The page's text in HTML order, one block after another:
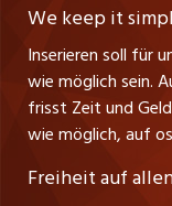
Führungspositionen
Management /
Schnittstelle
Impressum
zentraljob.ch
jobbasel.ch
jobbern.ch
jobmittelland.ch
Tel. +41 71 272 73
info@ostjob.ch/
Henrik Jasek
Leiter ostjob.ch
Fredy Pillinger
We keep it
Inserieren soll für
wie möglich sein.
frisst Zeit und
wie möglich, auf
Freiheit auf